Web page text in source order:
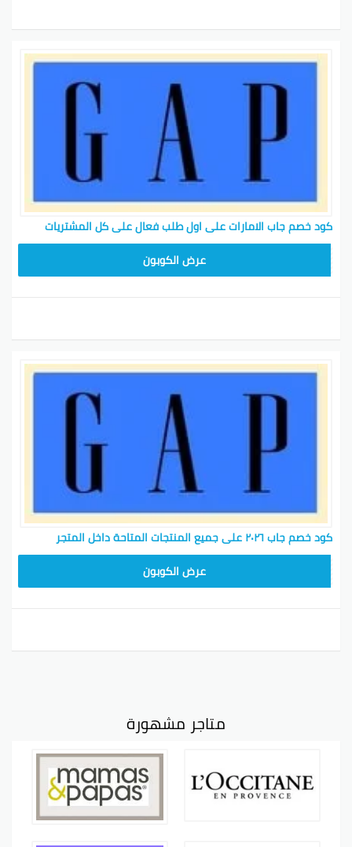
كود خصم جاب الامارات على اول طلب فعال على كل المشتريات
عرض الكوبون
كود خصم جاب ٢٠٢٦ على جميع المنتجات المتاحة داخل المتجر
عرض الكوبون
متاجر مشهورة